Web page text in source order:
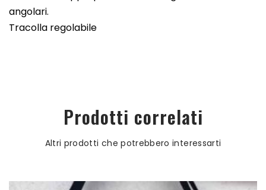
angolari.
Tracolla regolabile
Prodotti correlati
Altri prodotti che potrebbero interessarti